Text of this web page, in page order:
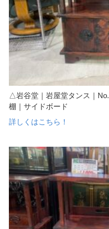
△岩谷堂｜岩屋堂タンス｜
棚｜サイドボード
詳しくはこちら！